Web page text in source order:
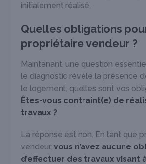
initialement réalisé.
Quelles obligations
propriétaire vendeur ?
Maintenant, une question
le diagnostic révèle la présence
le logement, quelles sont vos
Êtes-vous contraint(e) de
travaux ?
La réponse est non. En tant que
vendeur,vous n’avez aucune
d’effectuer des travaux visant